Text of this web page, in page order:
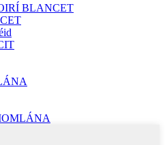
BLANCET